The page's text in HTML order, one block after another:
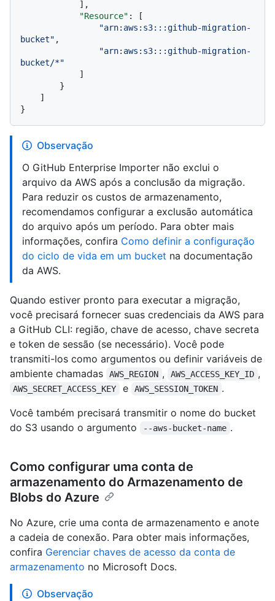
] ,
"Resource" :
[
"arn:aws:s3:::github-migration-
bucket" ,
"arn:aws:s3:::github-migration-
bucket/*"
]
}
]
}
Observação
O GitHub Enterprise Importer não exclui o
arquivo da AWS após a conclusão da migração.
Para reduzir os custos de armazenamento,
recomendamos configurar a exclusão automática
do arquivo após um período. Para obter mais
informações, confira Como definir a configuração
do ciclo de vida em um bucket na documentação
da AWS.
Quando estiver pronto para executar a migração,
você precisará fornecer suas credenciais da AWS para
a GitHub CLI: região, chave de acesso, chave secreta
e token de sessão (se necessário). Você pode
transmiti-los como argumentos ou definir variáveis de
ambiente chamadas
AWS_REGION , AWS_ACCESS_KEY_ID ,
AWS_SECRET_ACCESS_KEY e AWS_SESSION_TOKEN .
Você também precisará transmitir o nome do bucket
do S3 usando o argumento
--aws-bucket-name .
Como configurar uma conta de
armazenamento do Armazenamento de
Blobs do Azure
No Azure, crie uma conta de armazenamento e anote
a cadeia de conexão. Para obter mais informações,
confira Gerenciar chaves de acesso da conta de
armazenamento no Microsoft Docs.
Observação